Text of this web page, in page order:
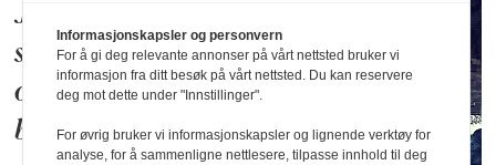
Jeg har opplevd at
strømmen forsvant
og det sentraliserte
brøt sammen
Informasjonskapsler og personvern
For å gi deg relevante annonser på vårt nettsted bruker vi
informasjon fra ditt besøk på vårt nettsted. Du kan reservere
deg mot dette under "Innstillinger".
For øvrig bruker vi informasjonskapsler og lignende verktøy for
analyse, for å sammenligne nettlesere, tilpasse innhold til deg